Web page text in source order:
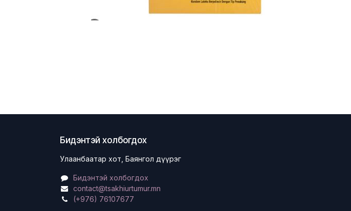
Бидэнтэй холбогдох
Улаанбаатар хот, Баянгол дүүрэг
Бидэнтэй холбогдох
contact@tsakhiurtumur.mn
(+976) 76107677